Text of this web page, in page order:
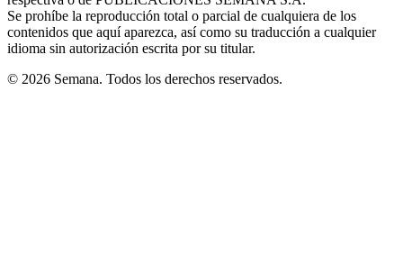
Se prohíbe la reproducción total o parcial de cualquiera de los
contenidos que aquí aparezca, así como su traducción a cualquier
idioma sin autorización escrita por su titular.
© 2026 Semana. Todos los derechos reservados.